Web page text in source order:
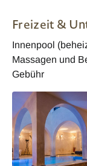
Freizeit &
Innenpool
Massagen und
Gebühr